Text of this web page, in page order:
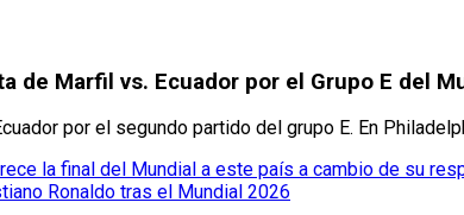
de Marfil vs. Ecuador por el Grupo E del
por el segundo partido del grupo E. En
la final del Mundial a este país a cambio de su
Ronaldo tras el Mundial 2026